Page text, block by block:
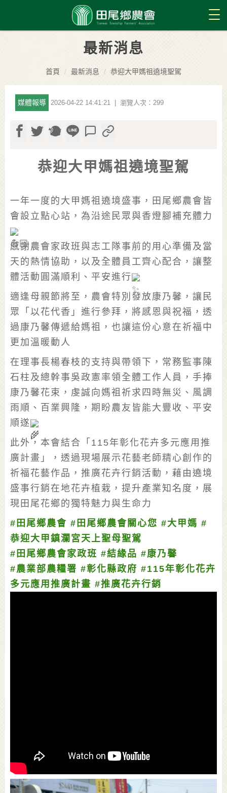
最新消息
首頁 最新消息 恭迎大甲媽祖遶境聖駕
媒體報導 2026-04-22 14:41:21 | 瀏覽人次：299
恭迎大甲媽祖遶境聖駕
一年一度的大甲媽祖遶境盛事，田尾鄉農會皆
會設立點心站，為沿途民眾與香燈腳補充體力
感謝農會家政班與志工隊事前的用心準備及當
天的熱情協助，以及全體員工齊心配合，讓整
體活動圓滿順利、平安進行
適逢母親節將至，農會特別發放康乃馨，讓民
眾「以花代香」進行參拜，將感恩與祝福，透
過康乃馨傳遞給媽祖，也讓這份心意在祈福中
更加溫暖動人
在理事長楊春枝的支持與帶領下，常務監事陳
石柱及總幹事吳政憲率領全體工作人員，手捧
康乃馨花束，虔誠向媽祖祈求四時無災、風調
雨順、百業興隆，期盼農友皆能大豐收、平安
順遂
此外，本會結合「115年彰化花卉多元應用推
廣計畫」，透過現場展示花藝老師精心創作的
祈福花藝作品，推廣花卉行銷活動，藉由遶境
盛事行銷在地花卉植栽，提升產業知名度，展
現田尾花鄉的獨特魅力與生命力
#田尾鄉農會 #田尾鄉農會關心您 #大甲媽 #
恭迎大甲鎮瀾宮天上聖母聖駕
#田尾鄉農會家政班 #結緣品 #康乃馨
#農業部農糧署 #彰化縣政府 #115年彰化花卉
多元應用推廣計畫 #推廣花卉行銷